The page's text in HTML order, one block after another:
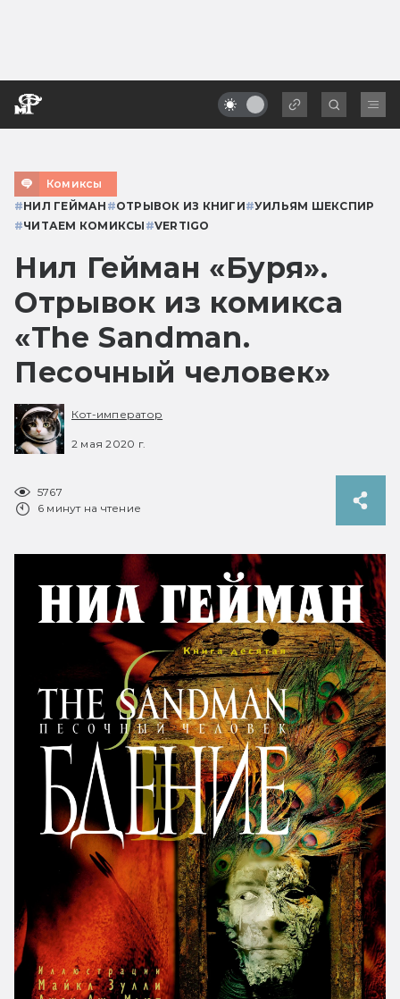
Комиксы
#НИЛ ГЕЙМАН #ОТРЫВОК ИЗ КНИГИ#УИЛЬЯМ ШЕКСПИР
#ЧИТАЕМ КОМИКСЫ #VERTIGO
Нил Гейман «Буря».
Отрывок из комикса
«The Sandman.
Песочный человек»
Кот-император
2 мая 2020 г.
5767
6 минут на чтение